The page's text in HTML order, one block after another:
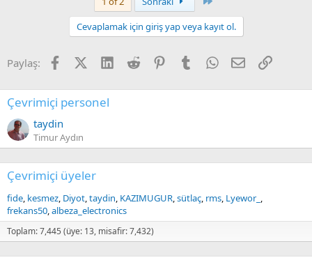
s
Cevaplamak için giriş yap veya kayıt ol.
Paylaş: FacebookX (Twitter)
LinkedIn
Reddit PinterestTumblrWhatsApp
E-postaLink
Çevrimiçi personel
taydin
Timur Aydın
Çevrimiçi üyeler
fide kesmez Diyot taydin KAZIMUGUR sütlaç rms Lyewor_
frekans50 albeza_electronics
Toplam: 7,445 (üye: 13, misafir: 7,432)